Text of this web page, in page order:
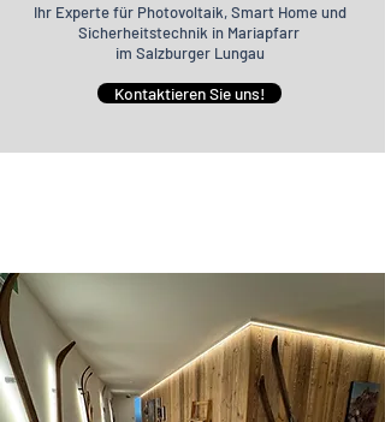
Ihr Experte für Photovoltaik, Smart Home und
Sicherheitstechnik in Mariapfarr
im Salzburger Lungau
Kontaktieren Sie uns!